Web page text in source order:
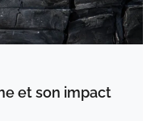
et son impact